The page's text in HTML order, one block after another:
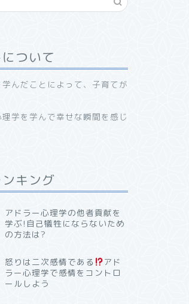
ついて
んだことによって、子育てが
学を学んで幸せな瞬間を感じ
キング
アドラー心理学の他者貢献を
学ぶ!自己犠牲にならないため
の方法は?
怒りは二次感情である
アド
ラー心理学で感情をコントロ
ールしよう